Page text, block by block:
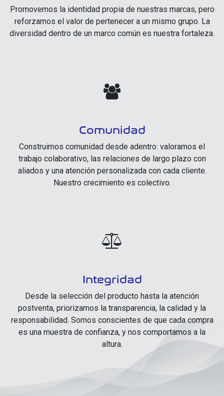
Promovemos la identidad propia de nuestras marcas, pero
reforzamos el valor de pertenecer a un mismo grupo. La
diversidad dentro de un marco común es nuestra fortaleza.
Comunidad
Construimos comunidad desde adentro: valoramos el
trabajo colaborativo, las relaciones de largo plazo con
aliados y una atención personalizada con cada cliente.
Nuestro crecimiento es colectivo.
Integridad
Desde la selección del producto hasta la atención
postventa, priorizamos la transparencia, la calidad y la
responsabilidad. Somos conscientes de que cada compra
es una muestra de confianza, y nos comportamos a la
altura.